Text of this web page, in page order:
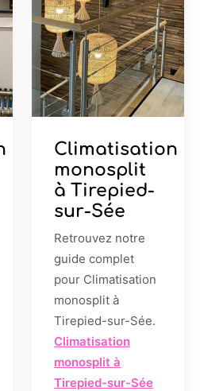
Climatisation
monosplit
à Tirepied-
sur-Sée
Retrouvez notre
guide complet
pour Climatisation
monosplit à
Tirepied-sur-Sée.
Climatisation
monosplit à
Tirepied-sur-Sée